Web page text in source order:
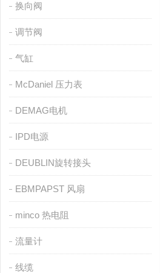
换向阀
调节阀
气缸
McDaniel 压力表
DEMAG电机
IPD电源
DEUBLIN旋转接头
EBMPAPST 风扇
minco 热电阻
流量计
线缆